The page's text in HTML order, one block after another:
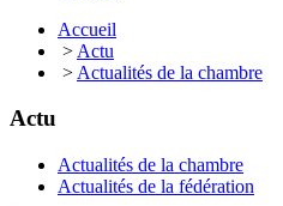
Accueil
> Actu
> Actualités de la chambre
Actu
Actualités de la chambre
Actualités de la fédération